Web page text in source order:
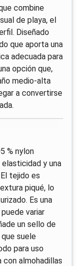
combine
de playa, el
Diseñado
que aporta una
adecuada para
opción que,
medio-alta
a convertirse
% nylon
y una
tejido es
piqué, lo
Es una
variar
un sello de
suele
para uso
con almohadillas